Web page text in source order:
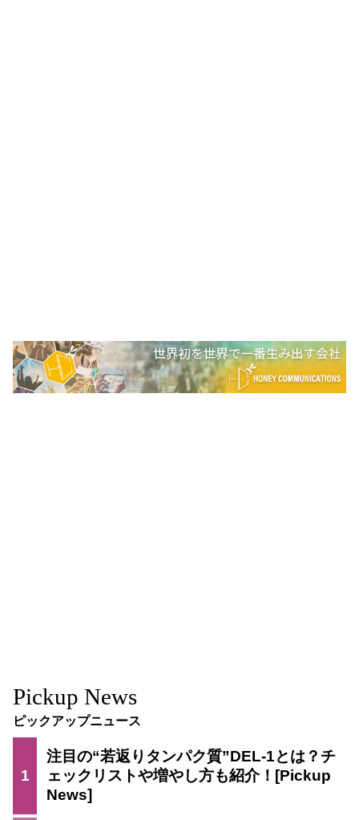
Pickup News
ピックアップニュース
1
注目の“若返りタンパク質”DEL-1とは？チ
ェックリストや増やし方も紹介！